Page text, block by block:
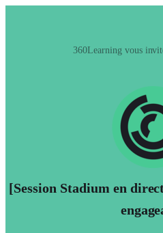
360Learning vous
[Session Stadium en